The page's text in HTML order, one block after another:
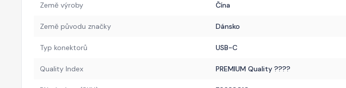
Země výroby Čína
Země původu značky Dánsko
Typ konektorů USB-C
Quality Index PREMIUM Quality ????